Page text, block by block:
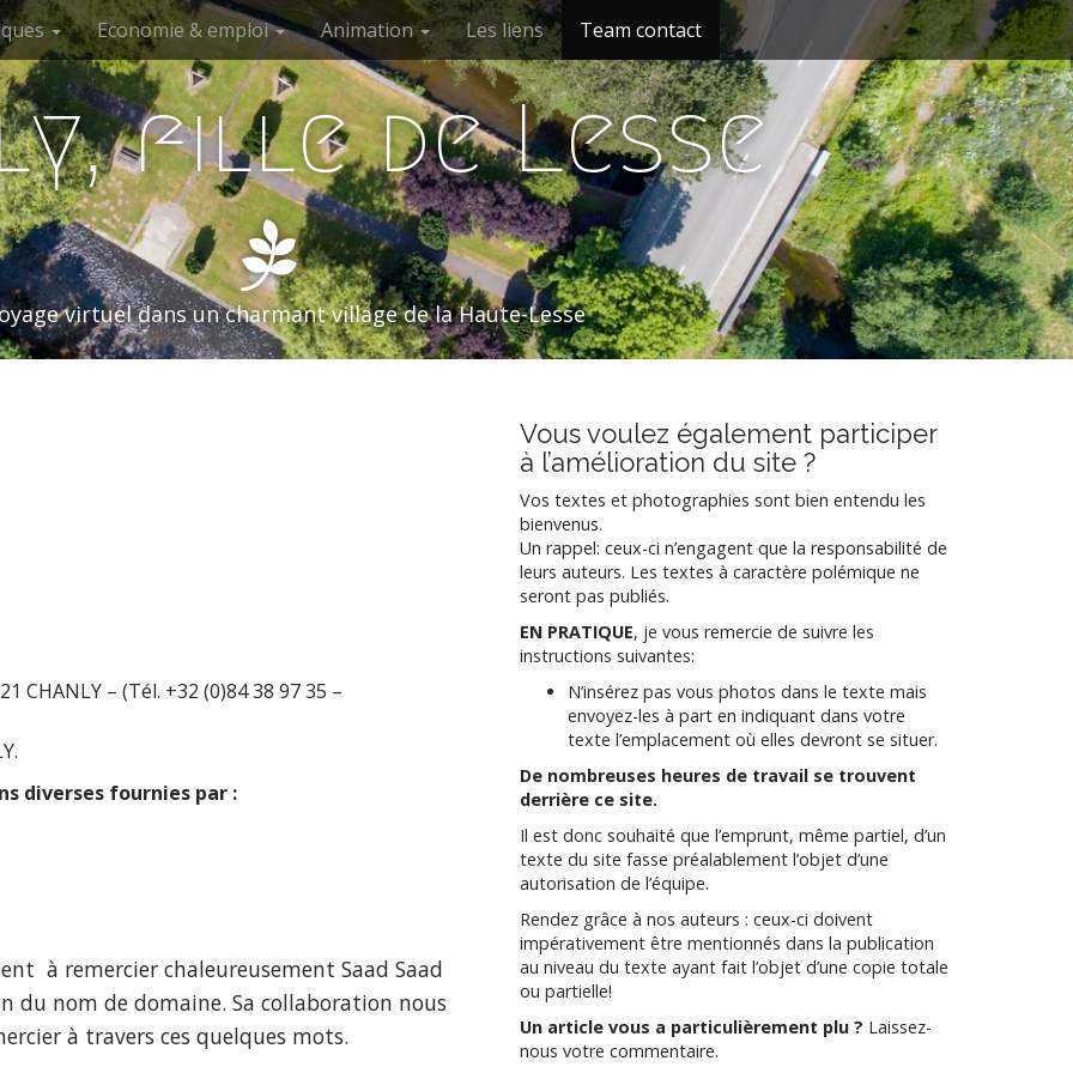
Economie & emploi Animation Les liens Team contact
fille de Lesse
virtuel dans un charmant village de la Haute-Lesse
CHANLY – (Tél. +32 (0)84 38 97 35 –
diverses fournies par :
à remercier chaleureusement Saad Saad
du nom de domaine. Sa collaboration nous
à travers ces quelques mots.
Vous voulez également participer
à l’amélioration du site ?
Vos textes et photographies sont bien entendu les
bienvenus.
Un rappel: ceux-ci n’engagent que la responsabilité de
leurs auteurs. Les textes à caractère polémique ne
seront pas publiés.
EN PRATIQUE, je vous remercie de suivre les
instructions suivantes:
N’insérez pas vous photos dans le texte mais
envoyez-les à part en indiquant dans votre
texte l’emplacement où elles devront se situer.
De nombreuses heures de travail se trouvent
derrière ce site.
Il est donc souhaité que l’emprunt, même partiel, d’un
texte du site fasse préalablement l’objet d’une
autorisation de l’équipe.
Rendez grâce à nos auteurs : ceux-ci doivent
impérativement être mentionnés dans la publication
au niveau du texte ayant fait l’objet d’une copie totale
ou partielle!
Un article vous a particulièrement plu ? Laissez-
nous votre commentaire.